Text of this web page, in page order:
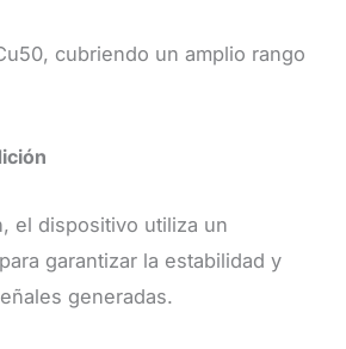
cubriendo un amplio rango
el dispositivo utiliza un
garantizar la estabilidad y
generadas.